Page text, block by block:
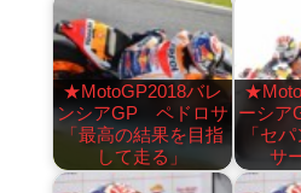
★MotoGP2018バレ
ンシアGP ペドロサ
「最高の結果を目指
して走る」
ーシ
「セ
サ